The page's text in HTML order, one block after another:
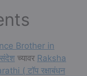
Brother in
संदेश च्यावर Raksha
( टॉप रक्षाबंधन